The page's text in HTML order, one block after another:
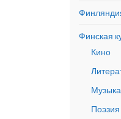
Финская
Кино
Музыка